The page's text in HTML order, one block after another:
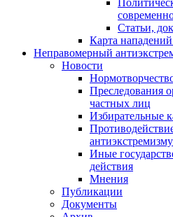
Статьи,
Карта
Неправомерный
Новости
Преследования
частных лиц
Избирательные
антиэкстремизму
Иные
действия
Мнения
Публикации
Документы